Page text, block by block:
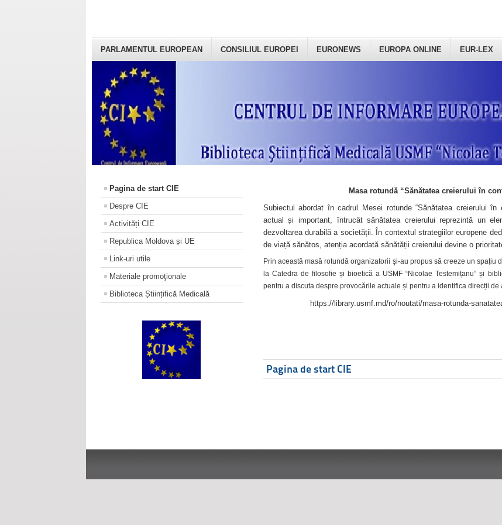
PARLAMENTUL EUROPEAN CONSILIUL EUROPEI EURONEWS EUROPA ONLINE EUR-LEX
Pagina de start CIE
Despre CIE
Activități CIE
Republica Moldova și UE
Link-uri utile
Materiale promoţionale
Biblioteca Științifică Medicală
Masa rotundă “Sănătatea creierului în
Subiectul abordat în cadrul Mesei rotunde “Sănătatea creierului
actual și important, întrucât sănătatea creierului reprezintă un
dezvoltarea durabilă a societății. În contextul strategiilor europene
de viață sănătos, atenția acordată sănătății creierului devine o
Prin această masă rotundă organizatorii şi-au propus să creeze un
la Catedra de filosofie și bioetică a USMF “Nicolae Testemițanu” și
pentru a discuta despre provocările actuale și pentru a identifica direcții
https://library.usmf.md/ro/noutati/masa-rotunda-
Pagina de start CIE